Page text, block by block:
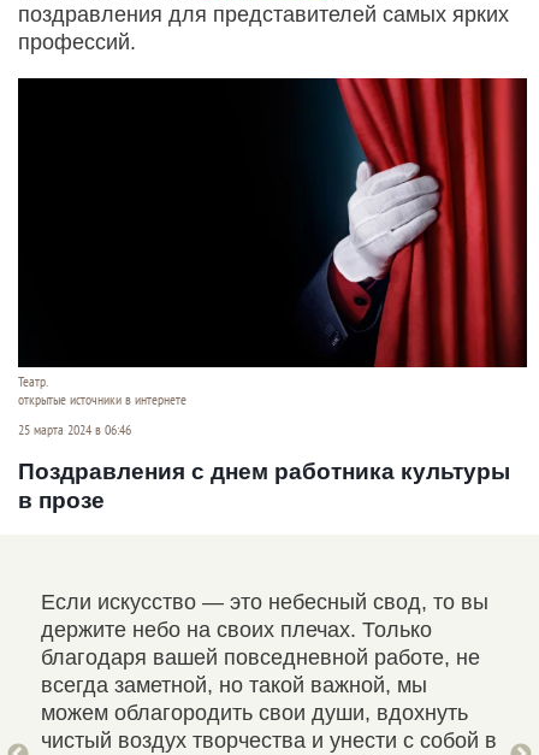
поздравления для представителей самых ярких
профессий.
Театр.
открытые источники в интернете
25 марта 2024 в 06:46
Поздравления с днем работника культуры
в прозе
Если искусство — это небесный свод, то вы
держите небо на своих плечах. Только
благодаря вашей повседневной работе, не
всегда заметной, но такой важной, мы
можем облагородить свои души, вдохнуть
чистый воздух творчества и унести с собой в